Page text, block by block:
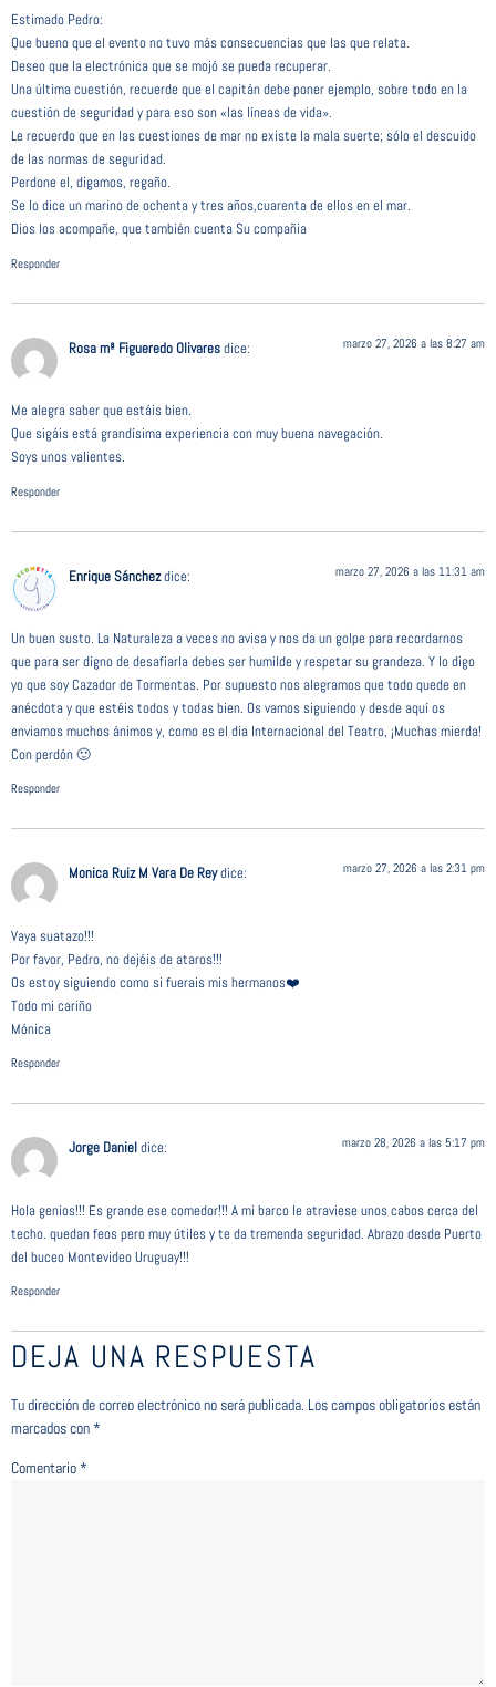
Estimado Pedro:
Que bueno que el evento no tuvo más consecuencias que las que relata.
Deseo que la electrónica que se mojó se pueda recuperar.
Una última cuestión, recuerde que el capitán debe poner ejemplo, sobre todo en la
cuestión de seguridad y para eso son «las líneas de vida».
Le recuerdo que en las cuestiones de mar no existe la mala suerte; sólo el descuido
de las normas de seguridad.
Perdone el, digamos, regaño.
Se lo dice un marino de ochenta y tres años,cuarenta de ellos en el mar.
Dios los acompañe, que también cuenta Su compañia
Responder
Rosa mª Figueredo Olivaresdice: marzo 27, 2026 a las 8:27 am
Me alegra saber que estáis bien.
Que sigáis está grandísima experiencia con muy buena navegación.
Soys unos valientes.
Responder
Enrique Sánchezdice: marzo 27, 2026 a las 11:31 am
Un buen susto. La Naturaleza a veces no avisa y nos da un golpe para recordarnos
que para ser digno de desafiarla debes ser humilde y respetar su grandeza. Y lo digo
yo que soy Cazador de Tormentas. Por supuesto nos alegramos que todo quede en
anécdota y que estéis todos y todas bien. Os vamos siguiendo y desde aquí os
enviamos muchos ánimos y, como es el día Internacional del Teatro, ¡Muchas mierda!
Con perdón 🙂
Responder
Monica Ruiz M Vara De Reydice: marzo 27, 2026 a las 2:31 pm
Vaya suatazo!!!
Por favor, Pedro, no dejéis de ataros!!!
Os estoy siguiendo como si fuerais mis hermanos❤️
Todo mi cariño
Mónica
Responder
Jorge Danieldice: marzo 28, 2026 a las 5:17 pm
Hola genios!!! Es grande ese comedor!!! A mi barco le atraviese unos cabos cerca del
techo. quedan feos pero muy útiles y te da tremenda seguridad. Abrazo desde Puerto
del buceo Montevideo Uruguay!!!
Responder
DEJA UNA RESPUESTA
Tu dirección de correo electrónico no será publicada. Los campos obligatorios están
marcados con*
Comentario*